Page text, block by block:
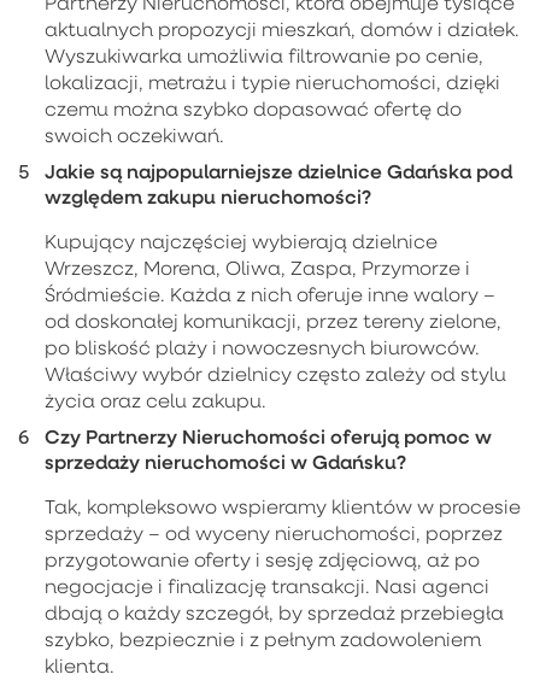
aktualnych propozycji mieszkań, domów i działek.
Wyszukiwarka umożliwia filtrowanie po cenie,
lokalizacji, metrażu i typie nieruchomości, dzięki
czemu można szybko dopasować ofertę do
swoich oczekiwań.
Jakie są najpopularniejsze dzielnice Gdańska pod
względem zakupu nieruchomości?
Kupujący najczęściej wybierają dzielnice
Wrzeszcz, Morena, Oliwa, Zaspa, Przymorze i
Śródmieście. Każda z nich oferuje inne walory –
od doskonałej komunikacji, przez tereny zielone,
po bliskość plaży i nowoczesnych biurowców.
Właściwy wybór dzielnicy często zależy od stylu
życia oraz celu zakupu.
Czy Partnerzy Nieruchomości oferują pomoc w
sprzedaży nieruchomości w Gdańsku?
Tak, kompleksowo wspieramy klientów w procesie
sprzedaży – od wyceny nieruchomości, poprzez
przygotowanie oferty i sesję zdjęciową, aż po
negocjacje i finalizację transakcji. Nasi agenci
dbają o każdy szczegół, by sprzedaż przebiegła
szybko, bezpiecznie i z pełnym zadowoleniem
klienta.